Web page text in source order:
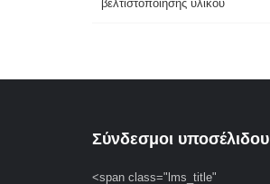
βελτιστοποίησης υλικού
Σύνδεσμοι υποσέλιδου
<span class="lms_title"